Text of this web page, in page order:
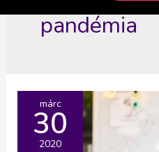
pandémia
márc
30
2020